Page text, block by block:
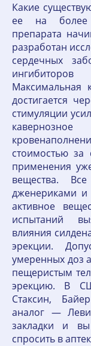
Какие
ее на более
препарата
разработан
сердечных
Максимальная
достигается
стимуляции
стоимостью за
применения
вещества.
дженериками и
активное
испытаний
влияния
эрекции.
умеренных доз
пещеристым
эрекцию. В
Стаксин,
аналог —
закладки и
спросить в